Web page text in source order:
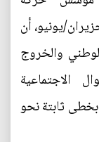
التي أطلقت الدعوة لتظاهرات 30 حزيران/يونيو، أن
والخروج
الاجتماعية
بخطى ثابتة نحو